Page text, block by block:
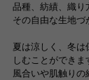
品種、紡績、織り
その自由な生地づ
夏は涼しく、冬
しむことができま
風合いや肌触り